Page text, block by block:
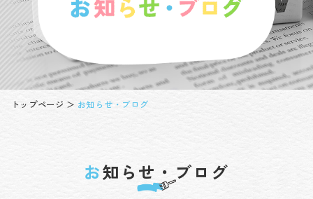
トップページ お知らせ・ブログ
お知らせ・ブログ